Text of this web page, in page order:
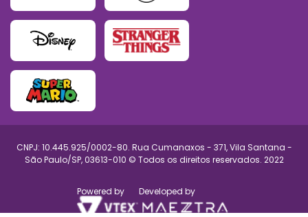
CNPJ: 10.445.925/0002-80. Rua Cumanaxos - 371, Vila Santana -
São Paulo/SP, 03613-010 © Todos os direitos reservados. 2022
Powered by Developed by